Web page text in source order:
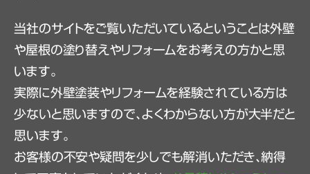
当社のサイトをご覧いただいているということは外壁
や屋根の塗り替えやリフォームをお考えの方かと思
います。
実際に外壁塗装やリフォームを経験されている方は
少ないと思いますので、よくわからない方が大半だと
思います。
お客様の不安や疑問を少しでも解消いただき、納得